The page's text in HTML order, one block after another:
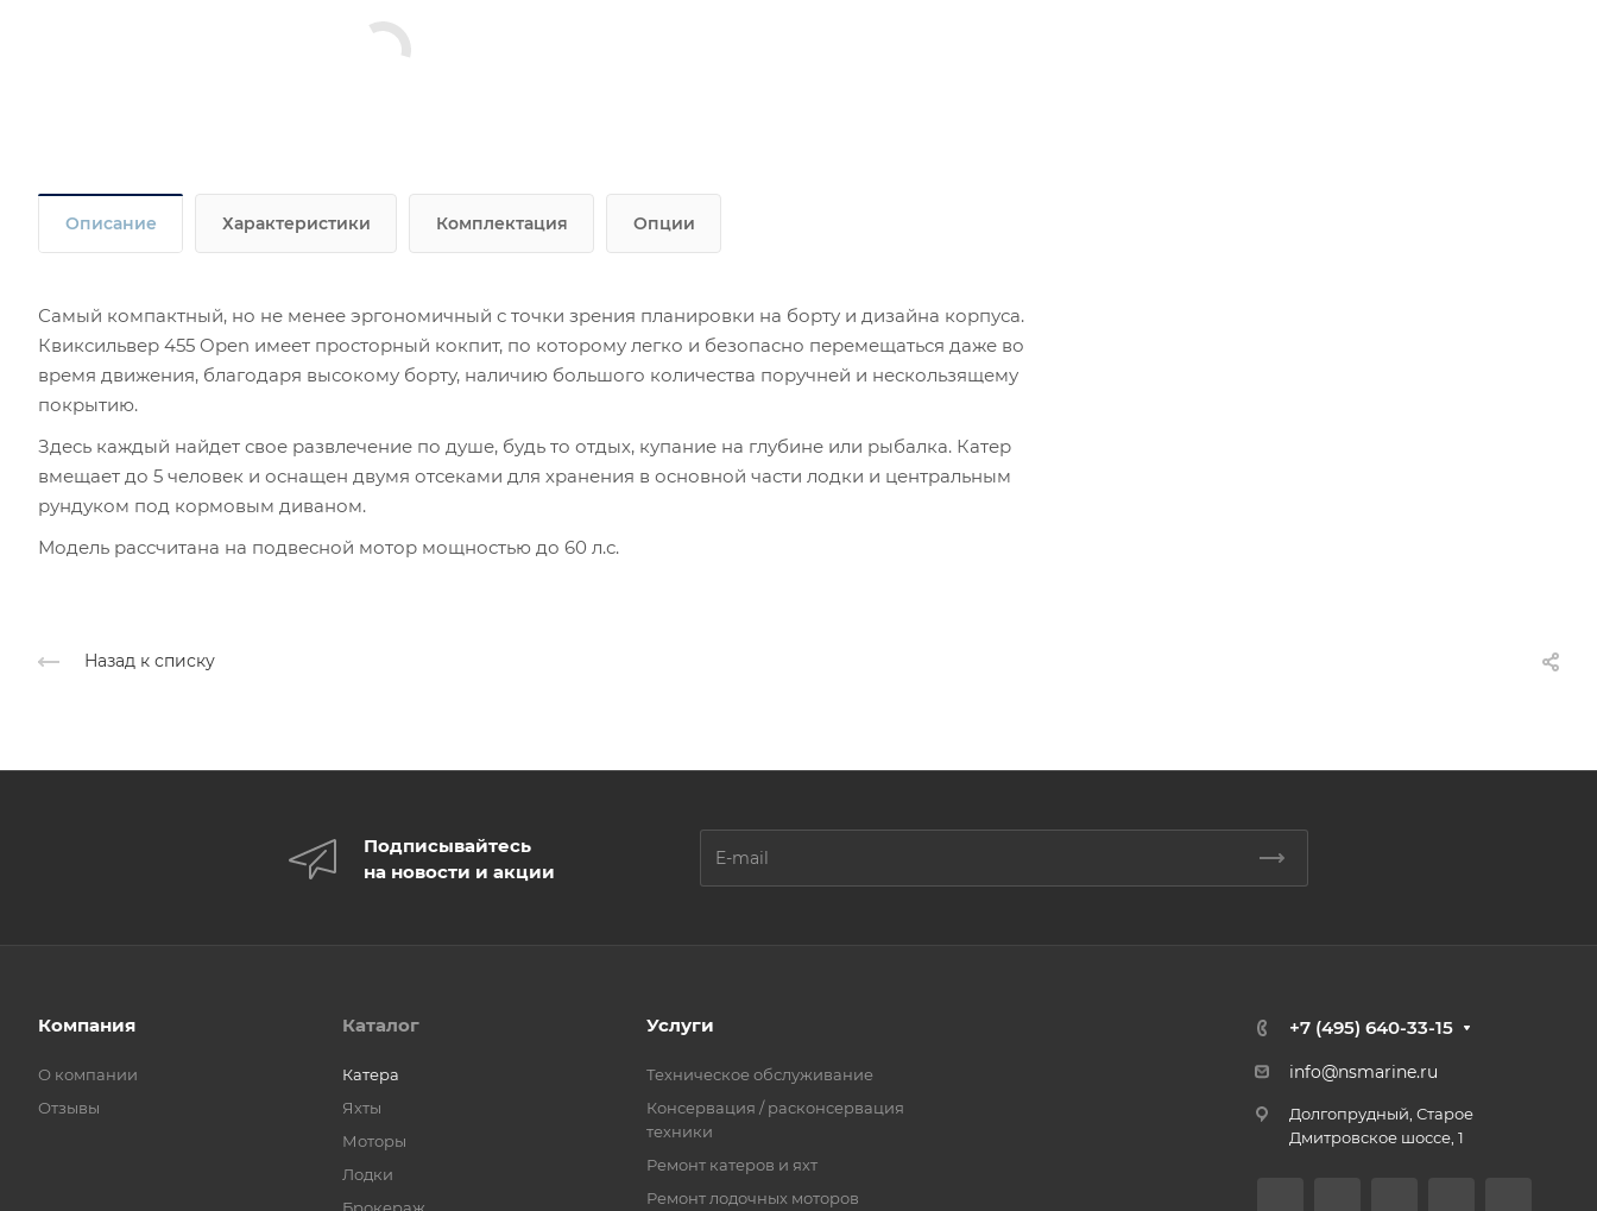
Описание Характеристики Комплектация Опции
Самый компактный, но не менее эргономичный с точки зрения планировки на борту и дизайна корпуса.
Квиксильвер 455 Open имеет просторный кокпит, по которому легко и безопасно перемещаться даже во
время движения, благодаря высокому борту, наличию большого количества поручней и нескользящему
покрытию.
Здесь каждый найдет свое развлечение по душе, будь то отдых, купание на глубине или рыбалка. Катер
вмещает до 5 человек и оснащен двумя отсеками для хранения в основной части лодки и центральным
рундуком под кормовым диваном.
Модель рассчитана на подвесной мотор мощностью до 60 л.с.
Назад к списку
Подписывайтесь
на новости и акции
Компания
О компании
Отзывы
Каталог
Катера
Яхты
Моторы
Лодки
Услуги
Техническое обслуживание
Консервация / расконсервация
техники
Ремонт катеров и яхт
Ремонт лодочных моторов
+7 (495) 640-33-15
info@nsmarine.ru
Долгопрудный, Старое
Дмитровское шоссе, 1